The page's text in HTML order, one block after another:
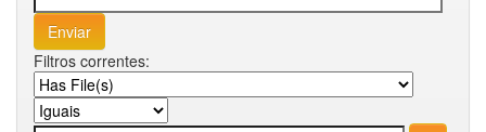
Filtros correntes: